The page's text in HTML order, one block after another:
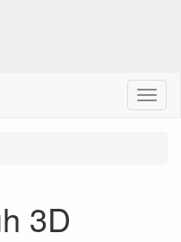
M
e
3D